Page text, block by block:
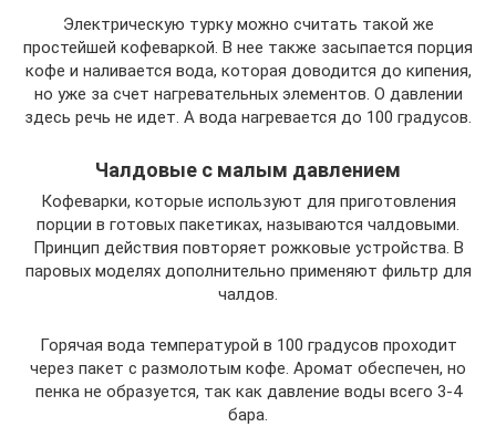
Электрическую турку можно считать такой же
простейшей кофеваркой. В нее также засыпается порция
кофе и наливается вода, которая доводится до кипения,
но уже за счет нагревательных элементов. О давлении
здесь речь не идет. А вода нагревается до 100 градусов.
Чалдовые с малым давлением
Кофеварки, которые используют для приготовления
порции в готовых пакетиках, называются чалдовыми.
Принцип действия повторяет рожковые устройства. В
паровых моделях дополнительно применяют фильтр для
чалдов.
Горячая вода температурой в 100 градусов проходит
через пакет с размолотым кофе. Аромат обеспечен, но
пенка не образуется, так как давление воды всего 3-4
бара.